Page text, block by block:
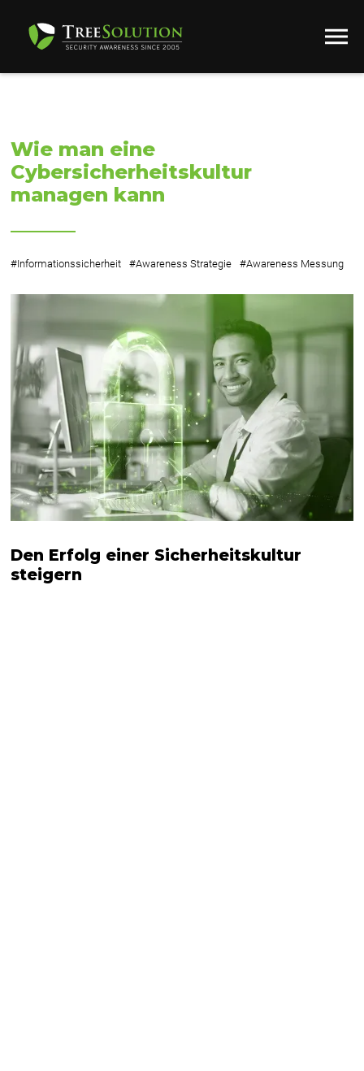
Wie man eine
Cybersicherheitskultur
managen kann
#Informationssicherheit #Awareness Strategie #Awareness Messung
Den Erfolg einer Sicherheitskultur
steigern